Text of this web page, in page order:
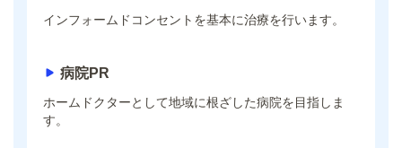
インフォームドコンセントを基本に治療を行います。
病院PR
ホームドクターとして地域に根ざした病院を目指しま
す。